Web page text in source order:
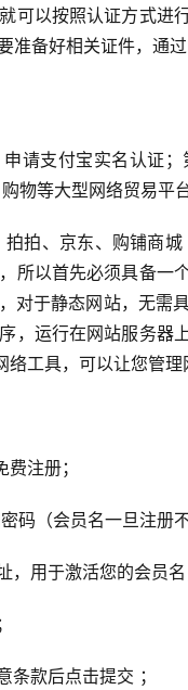
可以按照认证方式进
备好相关证件，通过
请支付宝实名认证
物等大型网络贸易平
所以首先必须具备一
对于静态网站，无
，运行在网站服务器
工具，可以让您管理
注册；
码（会员名一旦注册
用于激活您的会员名
款后点击提交 ；